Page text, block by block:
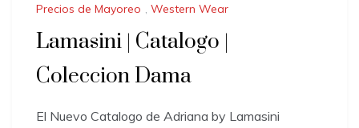
Precios de Mayoreo , Western Wear
Lamasini | Catalogo |
Coleccion Dama
El Nuevo Catalogo de Adriana by Lamasini